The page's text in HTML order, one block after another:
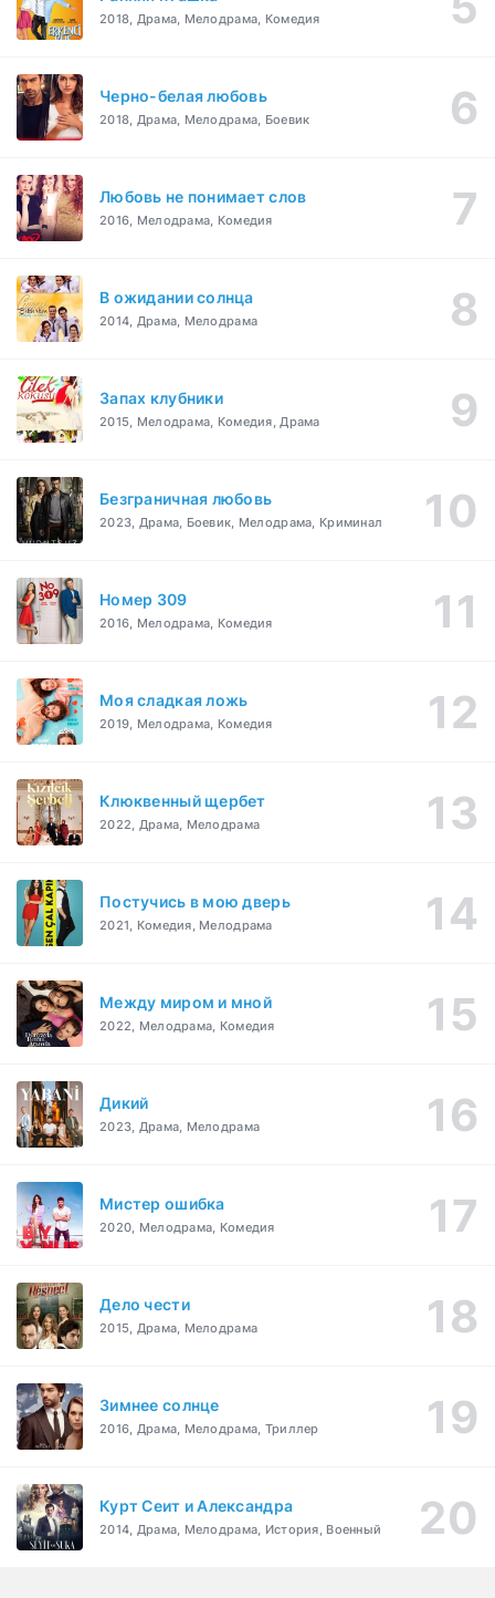
2018, Драма, Мелодрама, Комедия
Черно-белая любовь
2018, Драма, Мелодрама, Боевик
Любовь не понимает слов
2016, Мелодрама, Комедия
В ожидании солнца
2014, Драма, Мелодрама
Запах клубники
2015, Мелодрама, Комедия, Драма
Безграничная любовь
2023, Драма, Боевик, Мелодрама, Криминал
Номер 309
2016, Мелодрама, Комедия
Моя сладкая ложь
2019, Мелодрама, Комедия
Клюквенный щербет
2022, Драма, Мелодрама
Постучись в мою дверь
2021, Комедия, Мелодрама
Между миром и мной
2022, Мелодрама, Комедия
Дикий
2023, Драма, Мелодрама
Мистер ошибка
2020, Мелодрама, Комедия
Дело чести
2015, Драма, Мелодрама
Зимнее солнце
2016, Драма, Мелодрама, Триллер
Курт Сеит и Александра
2014, Драма, Мелодрама, История, Военный